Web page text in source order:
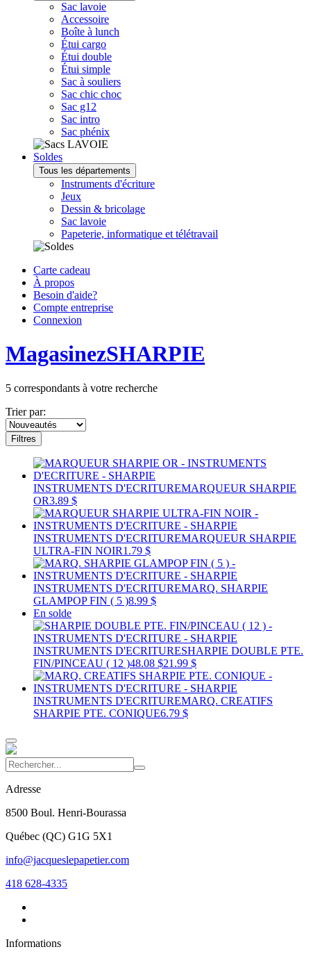
Sac lavoie
Accessoire
Boîte à lunch
Étui cargo
Étui double
Étui simple
Sac à souliers
Sac chic choc
Sac g12
Sac intro
Sac phénix
Soldes
Tous les départements
Instruments d'écriture
Jeux
Dessin & bricolage
Sac lavoie
Papeterie, informatique et télétravail
Carte cadeau
À propos
Besoin d'aide?
Compte entreprise
Connexion
MagasinezSHARPIE
5 correspondants à votre recherche
Trier par:
Filtres
INSTRUMENTS D'ECRITUREMARQUEUR SHARPIE
OR3.89 $
INSTRUMENTS D'ECRITUREMARQUEUR SHARPIE
ULTRA-FIN NOIR1.79 $
INSTRUMENTS D'ECRITUREMARQ. SHARPIE
GLAMPOP FIN ( 5 )8.99 $
En solde
INSTRUMENTS D'ECRITURESHARPIE DOUBLE PTE.
FIN/PINCEAU ( 12 )48.08 $21.99 $
INSTRUMENTS D'ECRITUREMARQ. CREATIFS
SHARPIE PTE. CONIQUE6.79 $
Adresse
8500 Boul. Henri-Bourassa
Québec (QC) G1G 5X1
info@jacqueslepapetier.com
418 628-4335
Informations